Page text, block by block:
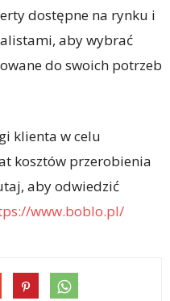
dostępne na rynku i
aby wybrać
do swoich potrzeb
klienta w celu
kosztów przerobienia
aby odwiedzić
www.boblo.pl/